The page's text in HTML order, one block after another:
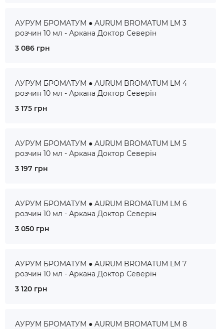
АУРУМ БРОМАТУМ ● AURUM BROMATUM LM 3
розчин 10 мл - Аркана Доктор Северін
3 086 грн
АУРУМ БРОМАТУМ ● AURUM BROMATUM LM 4
розчин 10 мл - Аркана Доктор Северін
3 175 грн
АУРУМ БРОМАТУМ ● AURUM BROMATUM LM 5
розчин 10 мл - Аркана Доктор Северін
3 197 грн
АУРУМ БРОМАТУМ ● AURUM BROMATUM LM 6
розчин 10 мл - Аркана Доктор Северін
3 050 грн
АУРУМ БРОМАТУМ ● AURUM BROMATUM LM 7
розчин 10 мл - Аркана Доктор Северін
3 120 грн
АУРУМ БРОМАТУМ ● AURUM BROMATUM LM 8